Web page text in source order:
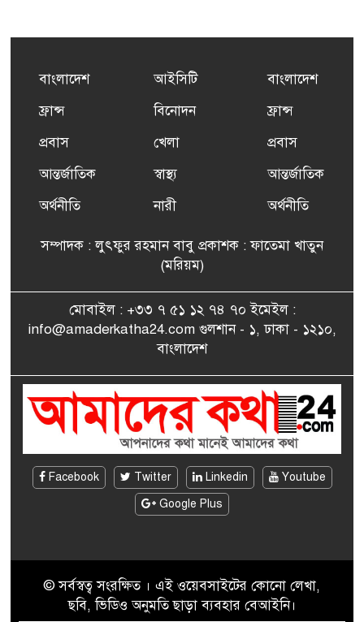
৫
এর সম্পূর্ণ বিনামূল্যের সুশি
ফ্রান্সসহ ইউরোপীয় দেশসমূহে
দাবদাহ: কারণ, প্রভাব ও করণীয়
ফ্রান্সে সংবর্ধিত হলেন যুক্তরাজ্য
বিএনপি’র আহ্বায়ক কমিটির
সাংবাদিকতায় কৃতিত্বের পুরস্কার
এমপি মমতাজ আলোকে
জেলা প্রবাসী এসোসিয়েশন’
বেদে সম্প্রদায় নিয়ে প্যারিসে
তথ্য-চলচ্চিত্র “ভাসমান জীবন”
বাংলাদেশ
ফ্রান্স
প্রবাস
আন্তর্জাতিক
অর্থনীতি
আইসিটি
বিনোদন
খেলা
স্বাস্থ্য
নারী
বাংলাদেশ
ফ্রান্স
প্রবাস
আন্তর্জাতিক
অর্থনীতি
সম্পাদক : লুৎফুর রহমান বাবু প্রকাশক : ফাতেমা খাতুন
(মরিয়ম)
মোবাইল : +৩৩ ৭ ৫১ ১২ ৭৪ ৭০ ইমেইল :
info@amaderkatha24.com গুলশান - ১, ঢাকা - ১২১০,
বাংলাদেশ
Facebook Twitter Linkedin
Youtube
Google Plus
© সর্বস্বত্ব সংরক্ষিত । এই ওয়েবসাইটের কোনো লেখা,
ছবি, ভিডিও অনুমতি ছাড়া ব্যবহার বেআইনি।